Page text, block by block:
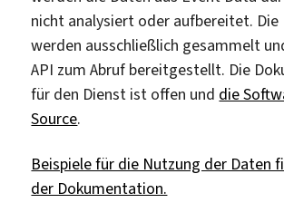
nicht analysiert oder aufbereitet. Die
werden ausschließlich gesammelt
API zum Abruf bereitgestellt. Die
für den Dienst ist offen und die
Source.
Beispiele für die Nutzung der Daten
der Dokumentation.